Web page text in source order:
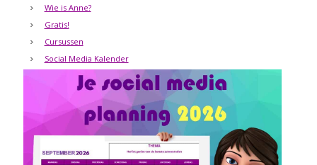
Wie is Anne?
Gratis!
Cursussen
Social Media Kalender